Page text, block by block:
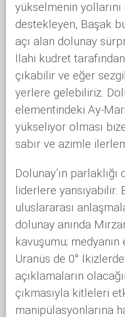
yükselmenin
destekleyen, Başak
açı alan dolunay
İlahi kudret
çıkabilir ve eğer
yerlere gelebiliriz.
elementindeki Ay-
yükseliyor olması
sabır ve azimle
Dolunay’ın
liderlere
uluslararası
dolunay anında
kavuşumu; medyanın
Uranüs de 0°
açıklamaların
çıkmasıyla kitleleri
manipülasyonlarına